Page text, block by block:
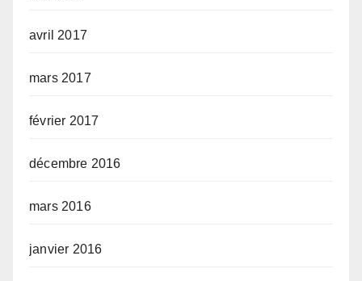
avril 2017
mars 2017
février 2017
décembre 2016
mars 2016
janvier 2016